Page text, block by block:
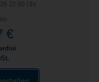
22:50 Uhr
€